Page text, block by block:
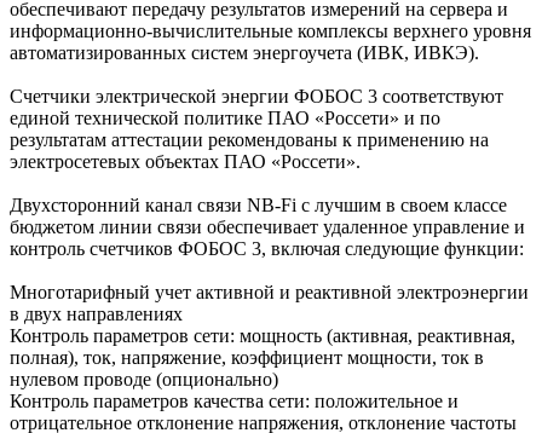
обеспечивают передачу результатов измерений на сервера и
информационно-вычислительные комплексы верхнего уровня
автоматизированных систем энергоучета (ИВК, ИВКЭ).
Счетчики электрической энергии ФОБОС 3 соответствуют
единой технической политике ПАО «Россети» и по
результатам аттестации рекомендованы к применению на
электросетевых объектах ПАО «Россети».
Двухсторонний канал связи NB-Fi с лучшим в своем классе
бюджетом линии связи обеспечивает удаленное управление и
контроль счетчиков ФОБОС 3, включая следующие функции:
Многотарифный учет активной и реактивной электроэнергии
в двух направлениях
Контроль параметров сети: мощность (активная, реактивная,
полная), ток, напряжение, коэффициент мощности, ток в
нулевом проводе (опционально)
Контроль параметров качества сети: положительное и
отрицательное отклонение напряжения, отклонение частоты